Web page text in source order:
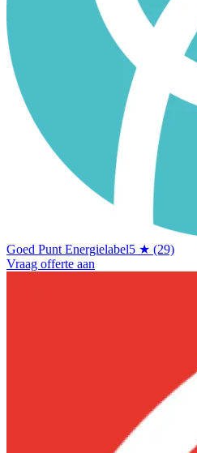
Goed Punt Energielabel5 ★ (29)
Vraag offerte aan